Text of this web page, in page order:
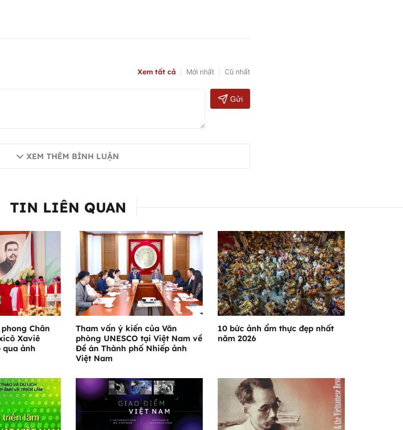
Xem tất cả Mới nhất Cũ nhất
Gửi
XEM THÊM BÌNH LUẬN
TIN LIÊN QUAN
Chân
Xaviê
qua ảnh
Tham vấn ý kiến của Văn
phòng UNESCO tại Việt Nam về
Đề án Thành phố Nhiếp ảnh
Việt Nam
10 bức ảnh ẩm thực đẹp nhất
năm 2026